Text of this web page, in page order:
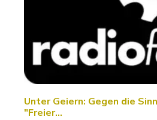
Unter Geiern: Gegen die
"Freier…